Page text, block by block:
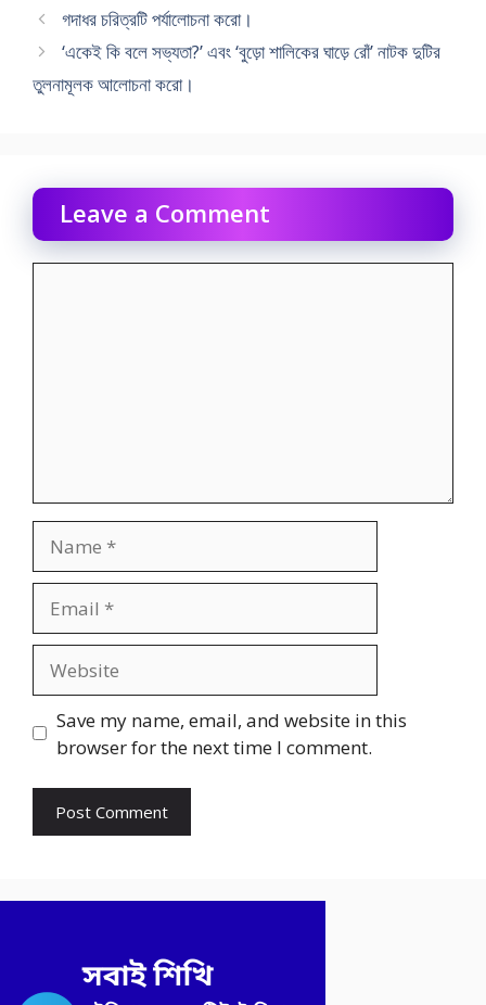
গদাধর চরিত্রটি পর্যালোচনা করো।
‘একেই কি বলে সভ্যতা?’ এবং ‘বুড়ো শালিকের ঘাড়ে রোঁ’ নাটক দুটির
তুলনামূলক আলোচনা করো।
Leave a Comment
Save my name, email, and website in this
browser for the next time I comment.